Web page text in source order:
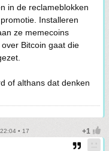
in de reclameblokken
Installeren
ze memecoins
Bitcoin gaat die
of althans dat denken
• 17